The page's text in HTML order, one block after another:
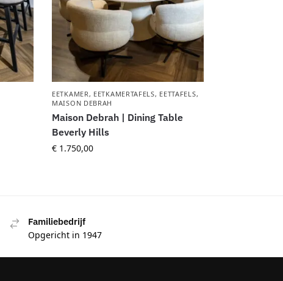
EETKAMER , EETKAMERTAFELS, EETTAFELS,
MAISON DEBRAH
Maison Debrah | Dining Table
Beverly Hills
€ 1.750,00
Familiebedrijf
Opgericht in 1947